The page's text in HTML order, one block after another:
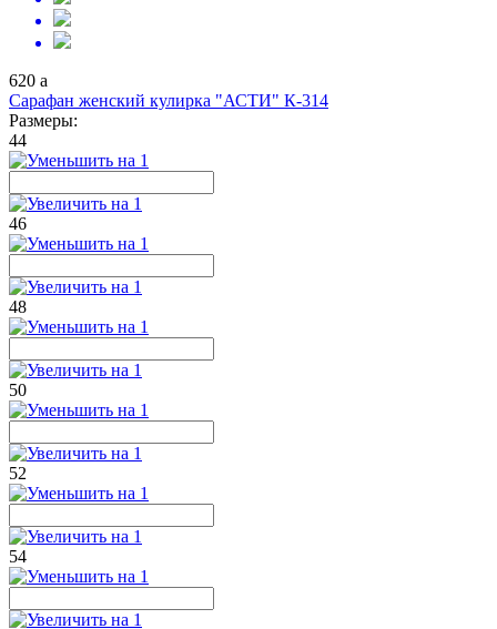
620 a
Сарафан женский кулирка "АСТИ" К-314
Размеры:
44
46
48
50
52
54